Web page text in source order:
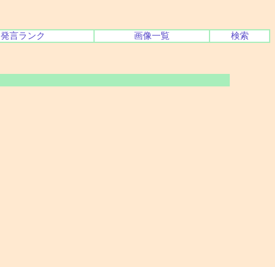
発言ランク 画像一覧 検索